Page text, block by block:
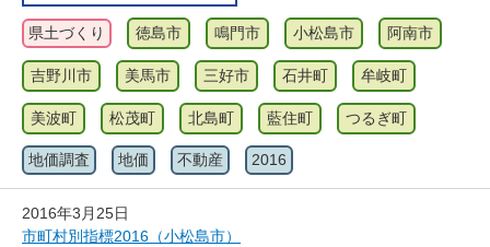
県土づくり 徳島市 鳴門市 小松島市 阿南市
吉野川市 美馬市 三好市 石井町 牟岐町
美波町 松茂町 北島町 藍住町 つるぎ町
地価調査 地価 不動産 2016
2016年3月25日
市町村別指標2016（小松島市）